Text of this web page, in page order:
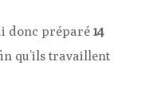
donc préparé 14
qu’ils travaillent